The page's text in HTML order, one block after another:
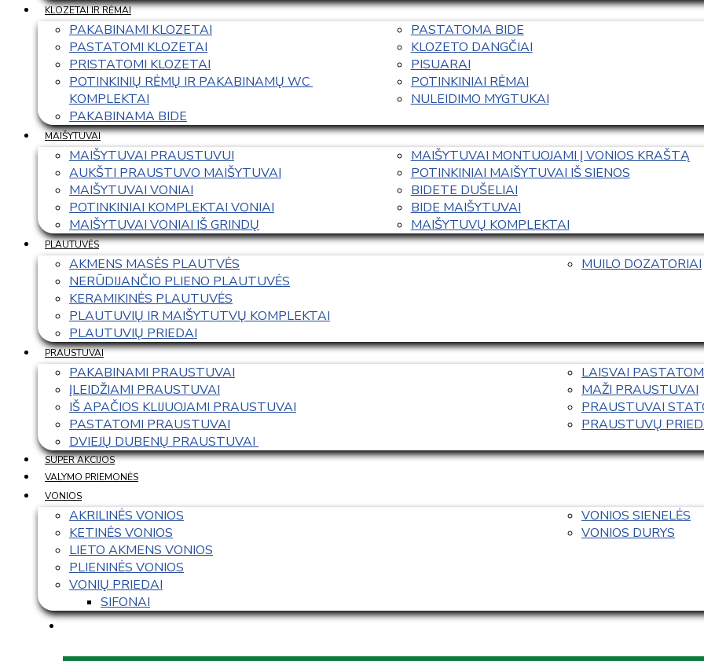
KLOZETAI IR RĖMAI
PAKABINAMI KLOZETAI
PASTATOMI KLOZETAI
PRISTATOMI KLOZETAI
POTINKINIŲ RĖMŲ IR PAKABINAMŲ WC
KOMPLEKTAI
PAKABINAMA BIDE
PASTATOMA BIDE
KLOZETO DANGČIAI
PISUARAI
POTINKINIAI RĖMAI
NULEIDIMO MYGTUKAI
MAIŠYTUVAI
MAIŠYTUVAI PRAUSTUVUI
AUKŠTI PRAUSTUVO MAIŠYTUVAI
MAIŠYTUVAI VONIAI
POTINKINIAI KOMPLEKTAI VONIAI
MAIŠYTUVAI VONIAI IŠ GRINDŲ
MAIŠYTUVAI MONTUOJAMI Į VONIOS KRAŠTĄ
POTINKINIAI MAIŠYTUVAI IŠ SIENOS
BIDETE DUŠELIAI
BIDE MAIŠYTUVAI
MAIŠYTUVŲ KOMPLEKTAI
PLAUTUVĖS
AKMENS MASĖS PLAUTVĖS
NERŪDIJANČIO PLIENO PLAUTUVĖS
KERAMIKINĖS PLAUTUVĖS
PLAUTUVIŲ IR MAIŠYTUTVŲ KOMPLEKTAI
PLAUTUVIŲ PRIEDAI
MUILO DOZATORIAI
PRAUSTUVAI
PAKABINAMI PRAUSTUVAI
ĮLEIDŽIAMI PRAUSTUVAI
IŠ APAČIOS KLIJUOJAMI PRAUSTUVAI
PASTATOMI PRAUSTUVAI
DVIEJŲ DUBENŲ PRAUSTUVAI
LAISVAI
MAŽI PRAUSTUVAI
PRAUSTUVAI
PRAUSTUVŲ
SUPER AKCIJOS
VALYMO PRIEMONĖS
VONIOS
AKRILINĖS VONIOS
KETINĖS VONIOS
LIETO AKMENS VONIOS
PLIENINĖS VONIOS
VONIŲ PRIEDAI
SIFONAI
VONIOS SIENELĖS
VONIOS DURYS